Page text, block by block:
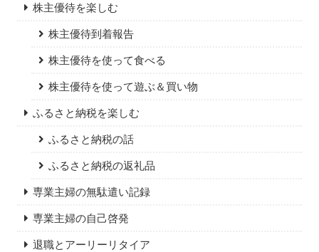
株主優待を楽しむ
株主優待到着報告
株主優待を使って食べる
株主優待を使って遊ぶ＆買い物
ふるさと納税を楽しむ
ふるさと納税の話
ふるさと納税の返礼品
専業主婦の無駄遣い記録
専業主婦の自己啓発
退職とアーリーリタイア